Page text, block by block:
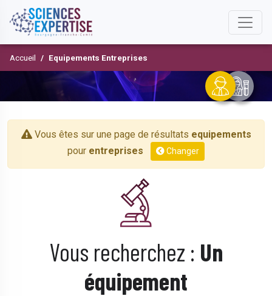
Accueil Equipements Entreprises
Vous êtes sur une page de résultats equipements
pour entreprises Changer
Vous recherchez : Un
équipement